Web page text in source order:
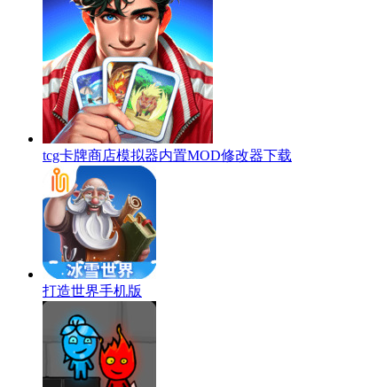
tcg卡牌商店模拟器内置MOD修改器下载
打造世界手机版